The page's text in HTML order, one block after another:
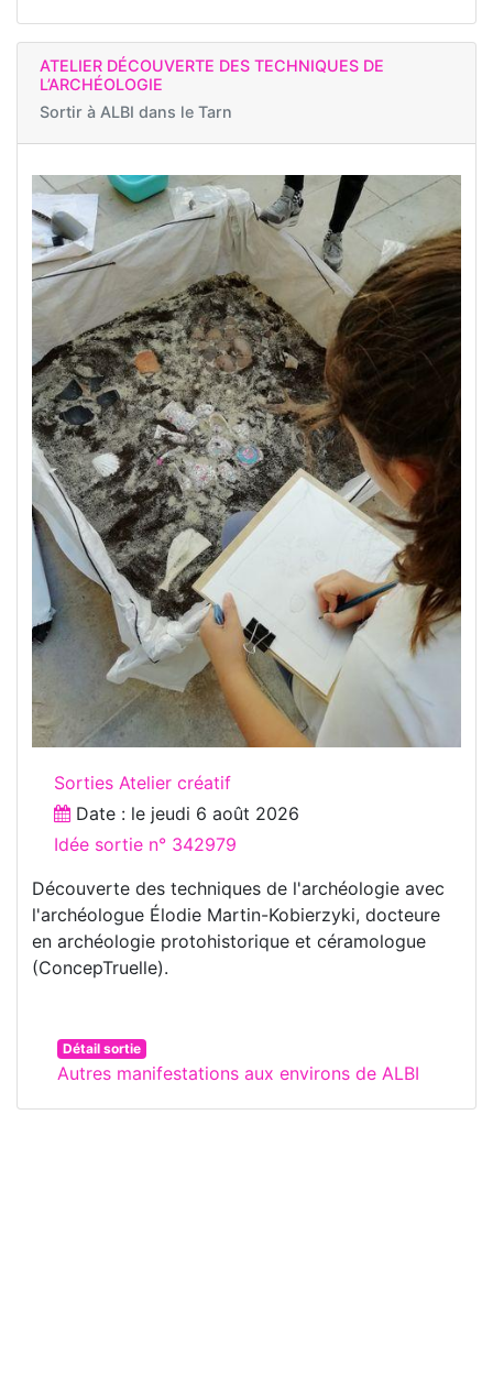
ATELIER DÉCOUVERTE DES TECHNIQUES DE
L’ARCHÉOLOGIE
Sortir à ALBI dans le Tarn
Sorties Atelier créatif
Date : le jeudi 6 août 2026
Idée sortie n° 342979
Découverte des techniques de l'archéologie avec
l'archéologue Élodie Martin-Kobierzyki, docteure
en archéologie protohistorique et céramologue
(ConcepTruelle).
Détail sortie
Autres manifestations aux environs de ALBI